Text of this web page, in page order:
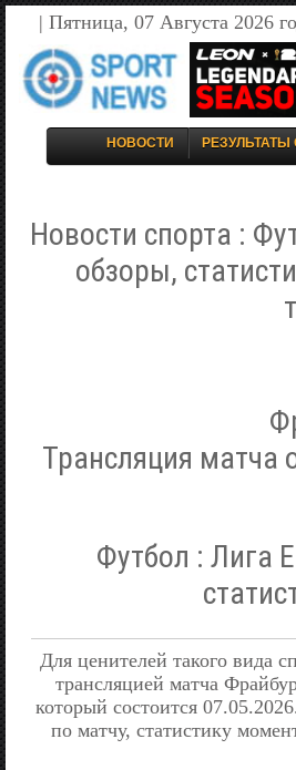
| Пятница, 07 Августа 2026
НОВОСТИ
Новости спорта :
обзоры,
Трансляция матча
Футбол : Лига
Для ценителей такого вида
трансляцией матча
который состоится
по матчу, статистику